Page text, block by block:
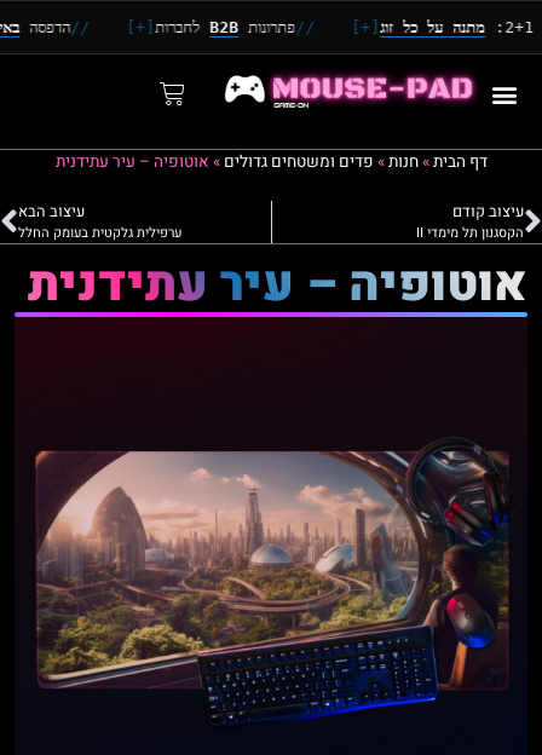
מתנה על כל זוג[+] פתרונותB2B לחברות[+] הדפסהבאיכות 4K
דף הבית»חנות» פדים ומשטחים גדולים » אוטופיה – עיר עתידנית
עיצוב קודם
הקסגנון תל מימדי II
עיצוב הבא
ערפילית גלקטית בעומק החלל
אוטופיה – עיר עתידנית